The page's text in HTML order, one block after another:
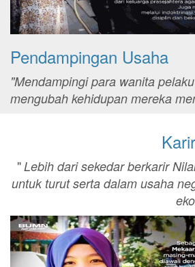
Pendampingan Usaha
"Mendampingi para wanita
mengubah kehidupan mereka
"Lebih dari sekedar berkarir
untuk turut serta dalam usaha